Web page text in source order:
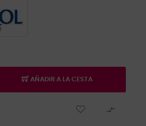
AÑADIR A LA CESTA
